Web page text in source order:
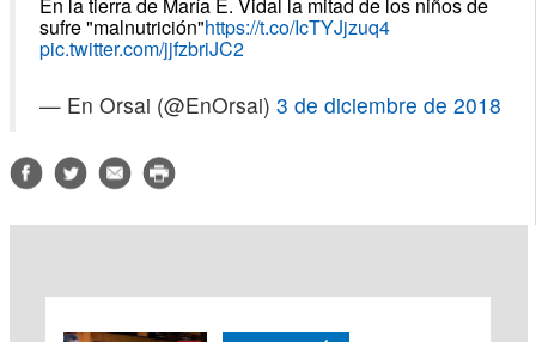
sufre "malnutrición"https://t.co/IcTYJjzuq4
pic.twitter.com/jjfzbriJC2
— En Orsai (@EnOrsai) 3 de diciembre de 2018